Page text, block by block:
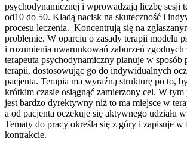
psychodynamicznej i wprowadzają liczbę sesji
od10 do 50. Kładą nacisk na skuteczność i
procesu leczenia. Koncentrują się na
problemie. W oparciu o zasady terapii modelu
i rozumienia uwarunkowań zaburzeń zgodnych
terapeuta psychodynamiczny planuje w sposób
terapii, dostosowując go do indywidualnych
pacjenta. Terapia ma wyraźną strukturę po to,
krótkim czasie osiągnąć zamierzony cel. W tym
jest bardzo dyrektywny niż to ma miejsce w
a od pacjenta oczekuje się aktywnego udziału
Tematy do pracy określa się z góry i zapisuje
kontrakcie.